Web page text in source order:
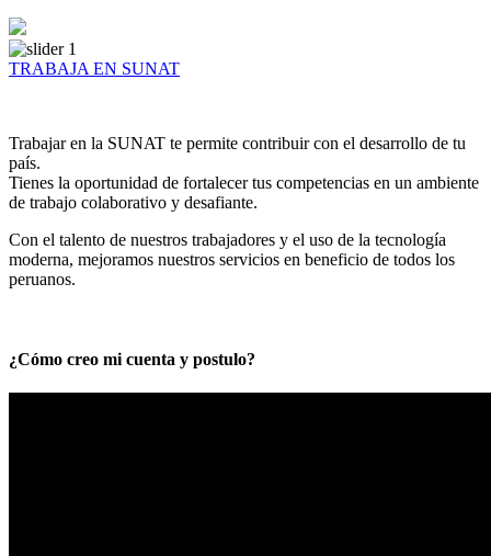
TRABAJA EN SUNAT
Trabajar en la SUNAT te permite contribuir con el desarrollo de tu
país.
Tienes la oportunidad de fortalecer tus competencias en un ambiente
de trabajo colaborativo y desafiante.
Con el talento de nuestros trabajadores y el uso de la tecnología
moderna, mejoramos nuestros servicios en beneficio de todos los
peruanos.
¿Cómo creo mi cuenta y postulo?